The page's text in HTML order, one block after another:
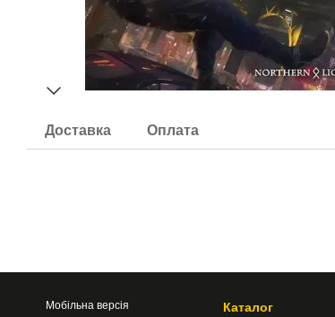
Доставка Оплата
Мобільна версія Каталог